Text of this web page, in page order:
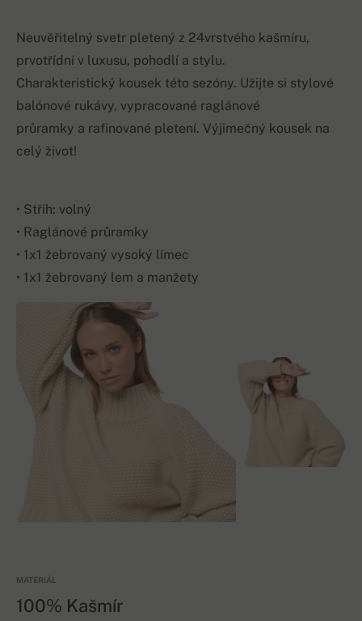
Neuvěřitelný svetr pletený z 24vrstvého kašmíru,
prvotřídní v luxusu, pohodlí a stylu.
Charakteristický kousek této sezóny. Užijte si stylové
balónové rukávy, vypracované raglánové
průramky a rafinované pletení. Výjimečný kousek na
celý život!
• Střih: volný
• Raglánové průramky
• 1x1 žebrovaný vysoký límec
• 1x1 žebrovaný lem a manžety
MATERIÁL
100% Kašmír